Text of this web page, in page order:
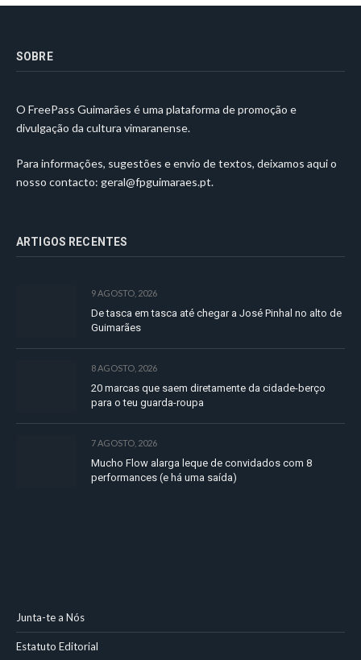
SOBRE
O FreePass Guimarães é uma plataforma de promoção e
divulgação da cultura vimaranense.
Para informações, sugestões e envio de textos, deixamos aqui o
nosso contacto: geral@fpguimaraes.pt.
ARTIGOS RECENTES
9 AGOSTO, 2026
De tasca em tasca até chegar a José Pinhal no alto de
Guimarães
8 AGOSTO, 2026
20 marcas que saem diretamente da cidade-berço
para o teu guarda-roupa
7 AGOSTO, 2026
Mucho Flow alarga leque de convidados com 8
performances (e há uma saída)
Junta-te a Nós
Estatuto Editorial